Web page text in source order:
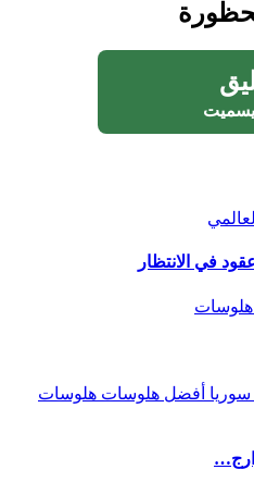
في الانتظار
هلوسات
سوريا أفضل هلوسات هلوسات